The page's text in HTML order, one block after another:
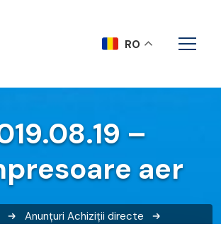
–
aer
Anunțuri Achiziții directe
RO